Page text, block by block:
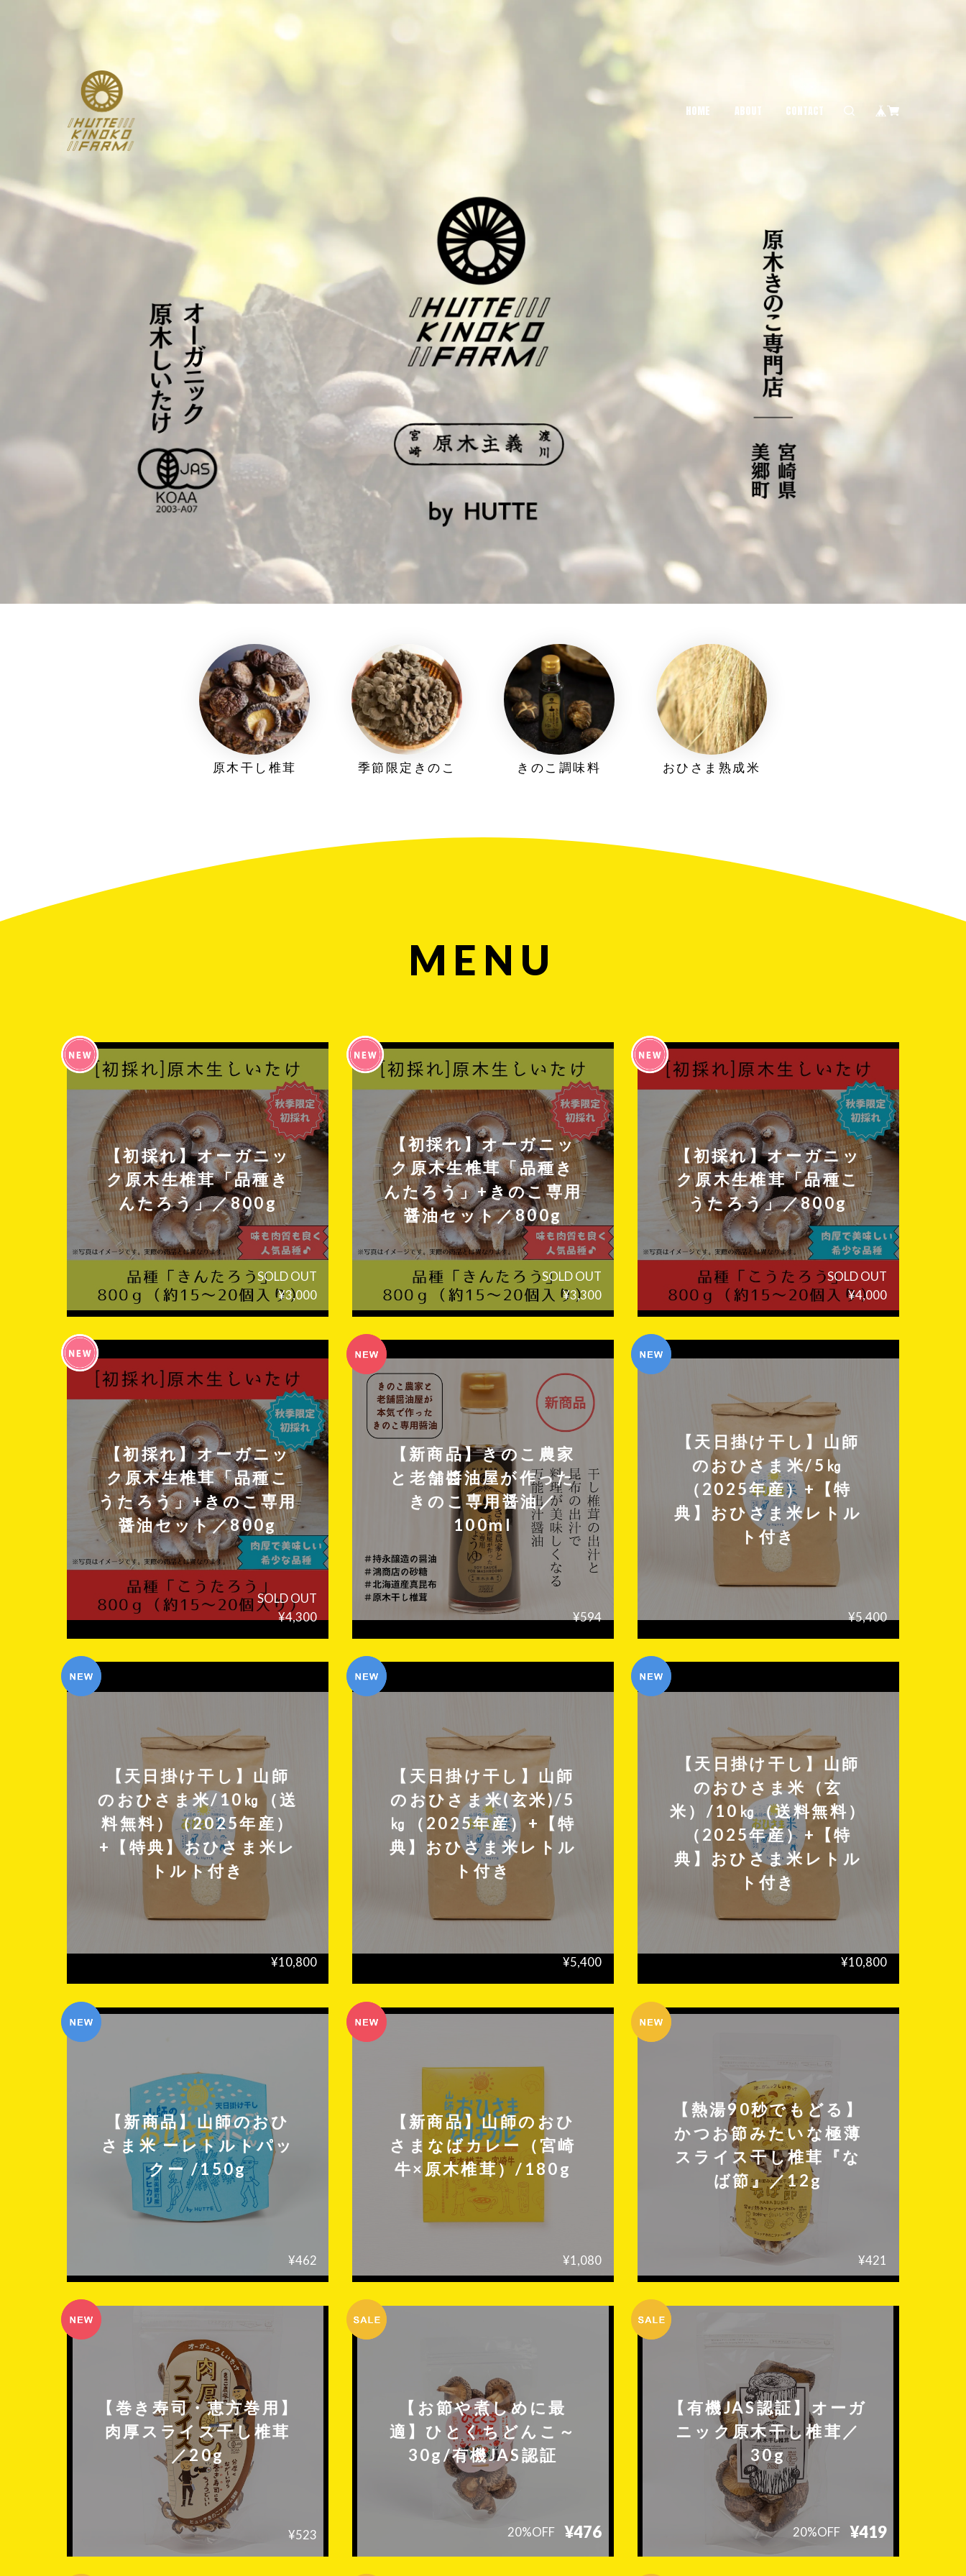
HOME ABOUT CONTACT
原木干し椎茸 季節限定きのこ きのこ調味料 おひさま熟成米
MENU
【初採れ】オーガニッ
ク原木生椎茸「品種き
んたろう」／800g
SOLD OUT
¥3,000
【初採れ】オーガニッ
ク原木生椎茸「品種き
んたろう」+きのこ専用
醤油セット／800g
SOLD OUT
¥3,300
【初採れ】オーガニッ
ク原木生椎茸「品種こ
うたろう」／800g
SOLD OUT
¥4,000
【初採れ】オーガニッ
ク原木生椎茸「品種こ
うたろう」+きのこ専用
醤油セット／800g
SOLD OUT
¥4,300
【新商品】きのこ農家
と老舗醬油屋が作った
きのこ専用醤油／
100ml
¥594
【天日掛け干し】山師
のおひさま米/5㎏
（2025年産）+【特
典】おひさま米レトル
ト付き
¥5,400
【天日掛け干し】山師
のおひさま米/10㎏（送
料無料）（2025年産）
+【特典】おひさま米レ
トルト付き
¥10,800
【天日掛け干し】山師
のおひさま米(玄米)/5
㎏（2025年産）+【特
典】おひさま米レトル
ト付き
¥5,400
【天日掛け干し】山師
のおひさま米（玄
米）/10㎏（送料無料）
（2025年産）+【特
典】おひさま米レトル
ト付き
¥10,800
【新商品】山師のおひ
さま米 ーレトルトパッ
クー /150g
¥462
【新商品】山師のおひ
さまなばカレー（宮崎
牛×原木椎茸）/180g
¥1,080
【熱湯90秒でもどる】
かつお節みたいな極薄
スライス干し椎茸『な
ば節』／12g
¥421
【巻き寿司・恵方巻用】
肉厚スライス干し椎茸
／20g
¥523
【お節や煮しめに最
適】ひとくちどんこ～
30g/有機JAS認証
20%OFF ¥476
【有機JAS認証】オーガ
ニック原木干し椎茸／
30g
20%OFF ¥419